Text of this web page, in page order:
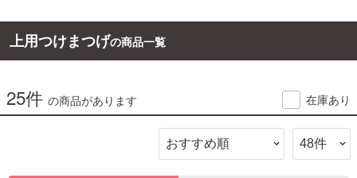
ログイン・新規会員登録
上用つけまつげの商品一覧
25件 の商品があります 在庫あり